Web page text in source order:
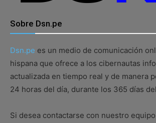
Sobre Dsn.pe
Dsn.pe es un medio de comunicación
hispana que ofrece a los cibernautas
actualizada en tiempo real y de manera
24 horas del día, durante los 365 días
Si desea contactarse con nuestro